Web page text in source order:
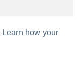
Learn how your